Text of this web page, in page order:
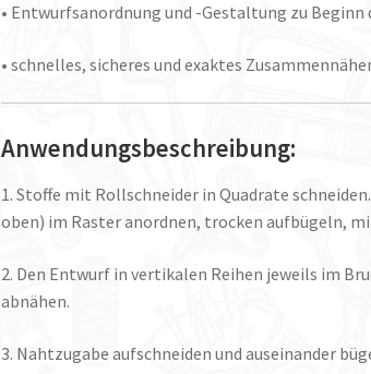
• Entwurfsanordnung und -Gestaltung zu Beginn
• schnelles, sicheres und exaktes
Anwendungsbeschreibung:
1. Stoffe mit Rollschneider in Quadrate
oben) im Raster anordnen, trocken aufbügeln,
2. Den Entwurf in vertikalen Reihen jeweils im
abnähen.
3. Nahtzugabe aufschneiden und auseinander